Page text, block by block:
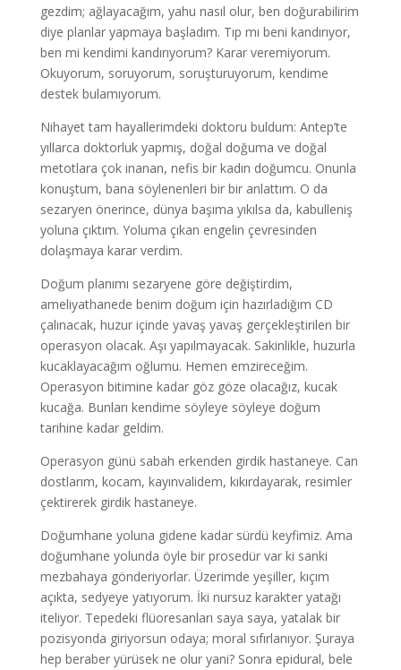
gezdim; ağlayacağım, yahu nasıl olur, ben doğurabilirim
diye planlar yapmaya başladım. Tıp mı beni kandırıyor,
ben mi kendimi kandırıyorum? Karar veremiyorum.
Okuyorum, soruyorum, soruşturuyorum, kendime
destek bulamıyorum.
Nihayet tam hayallerimdeki doktoru buldum: Antep’te
yıllarca doktorluk yapmış, doğal doğuma ve doğal
metotlara çok inanan, nefis bir kadın doğumcu. Onunla
konuştum, bana söylenenleri bir bir anlattım. O da
sezaryen önerince, dünya başıma yıkılsa da, kabulleniş
yoluna çıktım. Yoluma çıkan engelin çevresinden
dolaşmaya karar verdim.
Doğum planımı sezaryene göre değiştirdim,
ameliyathanede benim doğum için hazırladığım CD
çalınacak, huzur içinde yavaş yavaş gerçekleştirilen bir
operasyon olacak. Aşı yapılmayacak. Sakinlikle, huzurla
kucaklayacağım oğlumu. Hemen emzireceğim.
Operasyon bitimine kadar göz göze olacağız, kucak
kucağa. Bunları kendime söyleye söyleye doğum
tarihine kadar geldim.
Operasyon günü sabah erkenden girdik hastaneye. Can
dostlarım, kocam, kayınvalidem, kıkırdayarak, resimler
çektirerek girdik hastaneye.
Doğumhane yoluna gidene kadar sürdü keyfimiz. Ama
doğumhane yolunda öyle bir prosedür var ki sanki
mezbahaya gönderiyorlar. Üzerimde yeşiller, kıçım
açıkta, sedyeye yatıyorum. İki nursuz karakter yatağı
iteliyor. Tepedeki flüoresanları saya saya, yatalak bir
pozisyonda giriyorsun odaya; moral sıfırlanıyor. Şuraya
hep beraber yürüsek ne olur yani? Sonra epidural, bele